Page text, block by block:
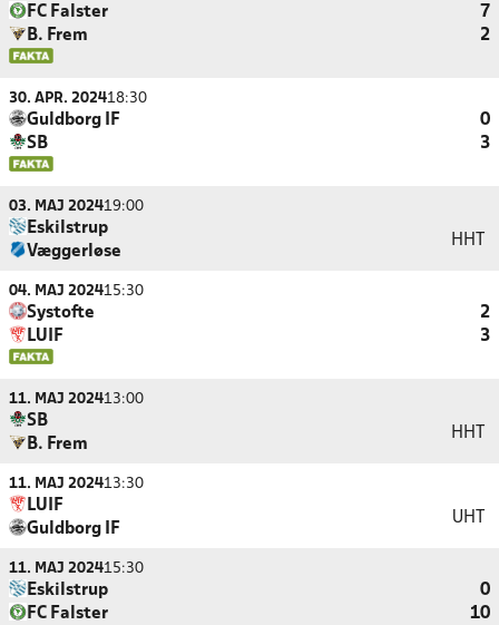
FC Falster
7
B. Frem
2
30. APR. 202418:30
Guldborg IF
0
SB
3
03. MAJ 202419:00
Eskilstrup
Væggerløse
HHT
04. MAJ 202415:30
Systofte
2
LUIF
3
11. MAJ 202413:00
SB
B. Frem
HHT
11. MAJ 202413:30
LUIF
Guldborg IF
UHT
11. MAJ 202415:30
Eskilstrup
0
FC Falster
10